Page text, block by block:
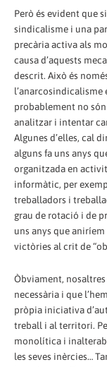
Però és evident que
sindicalisme i una
precària activa als
causa d’aquests
descrit. Això és
l’anarcosindicalisme
probablement no
analitzar i intentar
Algunes d’elles, cal
alguns fa uns anys
organitzada en
informàtic, per
treballadors i
grau de rotació i de
uns anys que
victòries al crit de
Òbviament,
necessària i que
pròpia iniciativa
treball i al territori.
monolítica i
les seves inèrcies…